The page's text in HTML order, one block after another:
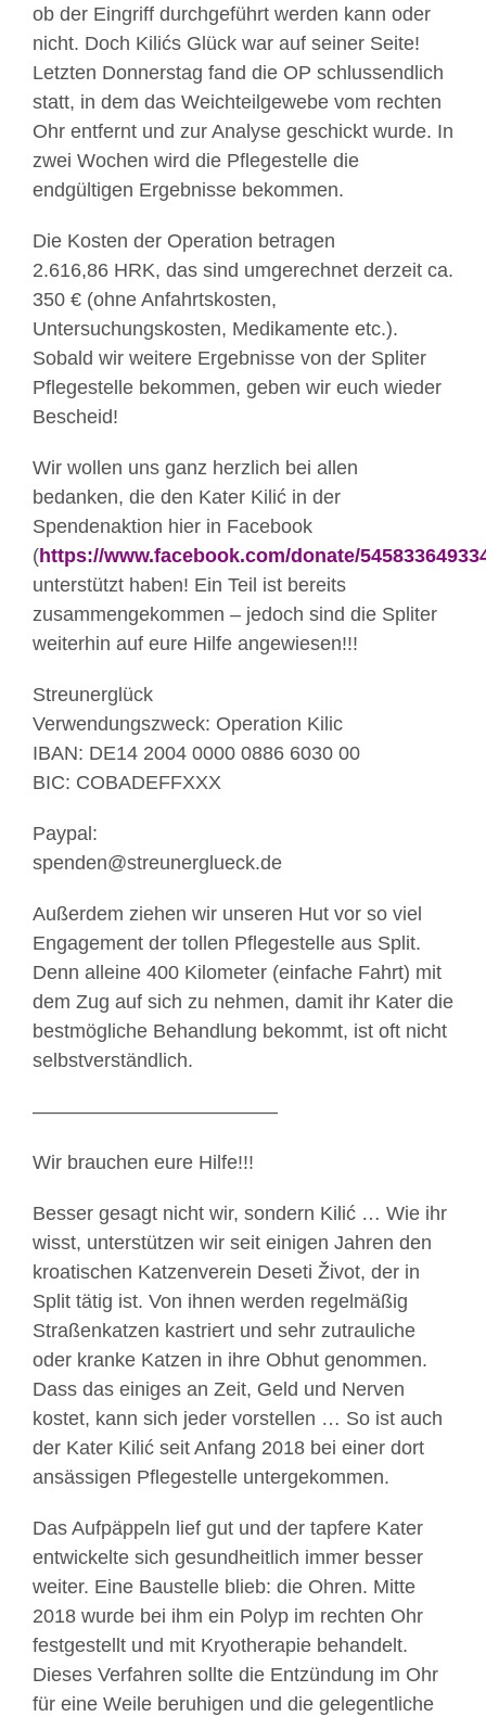
ob der Eingriff durchgeführt werden kann oder
nicht. Doch Kilićs Glück war auf seiner Seite!
Letzten Donnerstag fand die OP schlussendlich
statt, in dem das Weichteilgewebe vom rechten
Ohr entfernt und zur Analyse geschickt wurde. In
zwei Wochen wird die Pflegestelle die
endgültigen Ergebnisse bekommen.
Die Kosten der Operation betragen
2.616,86 HRK, das sind umgerechnet derzeit ca.
350 € (ohne Anfahrtskosten,
Untersuchungskosten, Medikamente etc.).
Sobald wir weitere Ergebnisse von der Spliter
Pflegestelle bekommen, geben wir euch wieder
Bescheid!
Wir wollen uns ganz herzlich bei allen
bedanken, die den Kater Kilić in der
Spendenaktion hier in Facebook
(https://www.facebook.com/donate/
unterstützt haben! Ein Teil ist bereits
zusammengekommen – jedoch sind die Spliter
weiterhin auf eure Hilfe angewiesen!!!
Streunerglück
Verwendungszweck: Operation Kilic
IBAN: DE14 2004 0000 0886 6030 00
BIC: COBADEFFXXX
Paypal:
spenden@streunerglueck.de
Außerdem ziehen wir unseren Hut vor so viel
Engagement der tollen Pflegestelle aus Split.
Denn alleine 400 Kilometer (einfache Fahrt) mit
dem Zug auf sich zu nehmen, damit ihr Kater die
bestmögliche Behandlung bekommt, ist oft nicht
selbstverständlich.
————————————–
Wir brauchen eure Hilfe!!!
Besser gesagt nicht wir, sondern Kilić … Wie ihr
wisst, unterstützen wir seit einigen Jahren den
kroatischen Katzenverein Deseti Život, der in
Split tätig ist. Von ihnen werden regelmäßig
Straßenkatzen kastriert und sehr zutrauliche
oder kranke Katzen in ihre Obhut genommen.
Dass das einiges an Zeit, Geld und Nerven
kostet, kann sich jeder vorstellen … So ist auch
der Kater Kilić seit Anfang 2018 bei einer dort
ansässigen Pflegestelle untergekommen.
Das Aufpäppeln lief gut und der tapfere Kater
entwickelte sich gesundheitlich immer besser
weiter. Eine Baustelle blieb: die Ohren. Mitte
2018 wurde bei ihm ein Polyp im rechten Ohr
festgestellt und mit Kryotherapie behandelt.
Dieses Verfahren sollte die Entzündung im Ohr
für eine Weile beruhigen und die gelegentliche